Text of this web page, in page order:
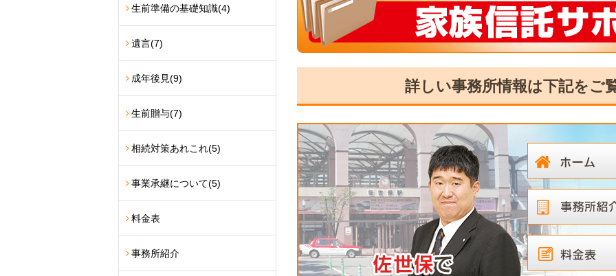
詳しい事務所情報は下記をご
生前準備の基礎知識(4)
遺言(7)
成年後見(9)
生前贈与(7)
相続対策あれこれ(5)
事業承継について(5)
料金表
事務所紹介